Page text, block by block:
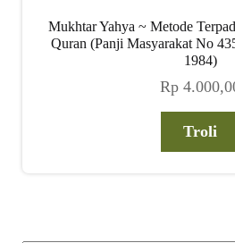
Mukhtar Yahya ~ Metode
Quran (Panji Masyarakat No
1984)
Rp
Troli